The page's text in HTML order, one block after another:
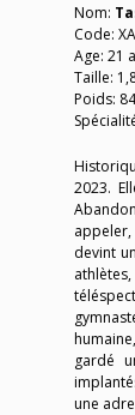
Nom:
Code:
Age: 21
Taille:
Poids:
2023.
devint
gardé
une